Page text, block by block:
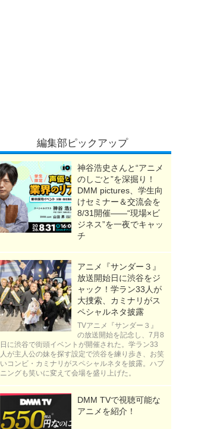
編集部ピックアップ
神谷浩史さんと“アニメ
のしごと”を深掘り！
DMM pictures、学生向
けセミナー＆交流会を
8/31開催――“現場×ビ
ジネス”を一夜でキャッ
チ
アニメ『サンダー３』
放送開始日に渋谷をジ
ャック！学ラン33人が
大捜索、カミナリがス
ペシャルネタ披露
TVアニメ『サンダー３』
の放送開始を記念し、7月8
日に渋谷で街頭イベントが開催された。学ラン33
人が主人公の妹を探す設定で渋谷を練り歩き、お笑
いコンビ・カミナリがスペシャルネタを披露。ハプ
ニングも笑いに変えて会場を盛り上げた。
DMM TVで視聴可能な
アニメを紹介！